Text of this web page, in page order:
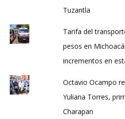
Tuzantla
Tarifa del
pesos en
incrementos en
Octavio Ocampo
Yuliana Torres,
Charapan